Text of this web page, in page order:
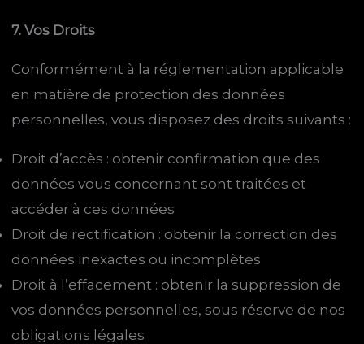
7. Vos Droits
Conformément à la réglementation applicable
en matière de protection des données
personnelles, vous disposez des droits suivants :
Droit d’accès : obtenir confirmation que des
données vous concernant sont traitées et
accéder à ces données
Droit de rectification : obtenir la correction des
données inexactes ou incomplètes
Droit à l’effacement : obtenir la suppression de
vos données personnelles, sous réserve de nos
obligations légales